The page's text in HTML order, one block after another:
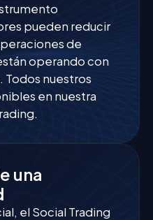
pueden reducir
de
operando con
Todos nuestros
en nuestra
una
el Social Trading